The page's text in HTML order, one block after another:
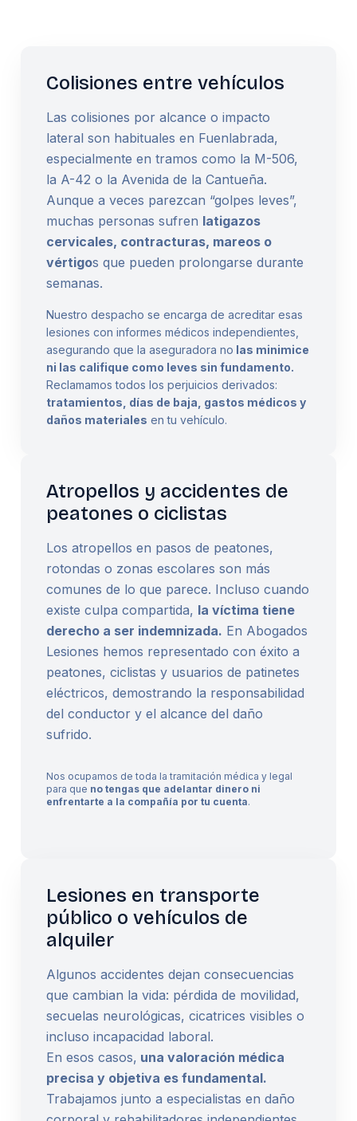
Colisiones entre vehículos
Las colisiones por alcance o impacto
lateral son habituales en Fuenlabrada,
especialmente en tramos como la M-506,
la A-42 o la Avenida de la Cantueña.
Aunque a veces parezcan “golpes leves”,
muchas personas sufren latigazos
cervicales, contracturas, mareos o
vértigos que pueden prolongarse durante
semanas.
Nuestro despacho se encarga de acreditar esas
lesiones con informes médicos independientes,
asegurando que la aseguradora no las minimice
ni las califique como leves sin fundamento.
Reclamamos todos los perjuicios derivados:
tratamientos, días de baja, gastos médicos y
daños materiales en tu vehículo.
Atropellos y accidentes de
peatones o ciclistas
Los atropellos en pasos de peatones,
rotondas o zonas escolares son más
comunes de lo que parece. Incluso cuando
existe culpa compartida, la víctima tiene
derecho a ser indemnizada. En Abogados
Lesiones hemos representado con éxito a
peatones, ciclistas y usuarios de patinetes
eléctricos, demostrando la responsabilidad
del conductor y el alcance del daño
sufrido.
Nos ocupamos de toda la tramitación médica y legal
para que no tengas que adelantar dinero ni
enfrentarte a la compañía por tu cuenta.
Lesiones en transporte
público o vehículos de
alquiler
Algunos accidentes dejan consecuencias
que cambian la vida: pérdida de movilidad,
secuelas neurológicas, cicatrices visibles o
incluso incapacidad laboral.
En esos casos, una valoración médica
precisa y objetiva es fundamental.
Trabajamos junto a especialistas en daño